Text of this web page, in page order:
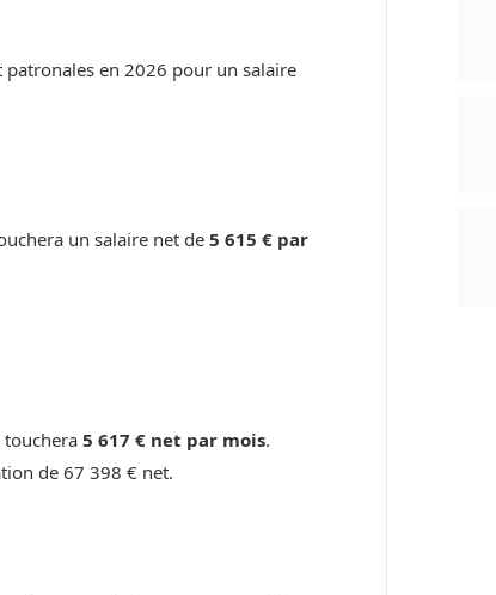
patronales en 2026 pour un salaire
un salaire net de5 615 € par
touchera 5 617 € net par mois.
de 67 398 € net.